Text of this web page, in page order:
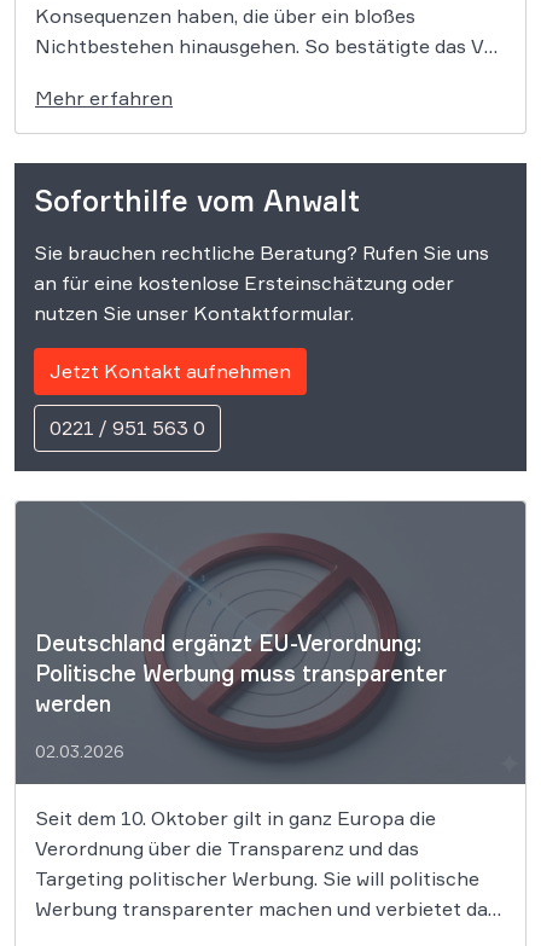
Konsequenzen haben, die über ein bloßes
Nichtbestehen hinausgehen. So bestätigte das VG
Studierender, nachdem der Einsatz künstlicher
Intelligenz in ihren Prüfungsleistungen festgestellt
worden war (Az. 7 K 2134/24.KS und 7 K
2515/25.KS). In einer richtungsweisenden
Mehr erfahren
Soforthilfe vom Anwalt
Sie brauchen rechtliche Beratung? Rufen Sie uns
an für eine kostenlose Ersteinschätzung oder
nutzen Sie unser Kontaktformular.
Jetzt Kontakt aufnehmen
0221 / 951 563 0
Deutschland ergänzt EU-Verordnung:
Politische Werbung muss transparenter
werden
02.03.2026
Seit dem 10. Oktober gilt in ganz Europa die
Verordnung über die Transparenz und das
Targeting politischer Werbung. Sie will politische
Werbung transparenter machen und verbietet das